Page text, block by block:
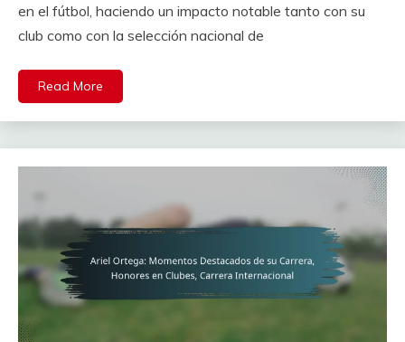
en el fútbol, haciendo un impacto notable tanto con su
club como con la selección nacional de
Read More